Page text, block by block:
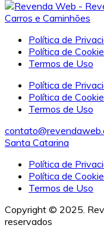
Política de
Política de
Termos de Uso
Política de
Política de
Termos de Uso
Santa Catarina
Política de
Política de
Termos de Uso
Copyright © 2025.
reservados